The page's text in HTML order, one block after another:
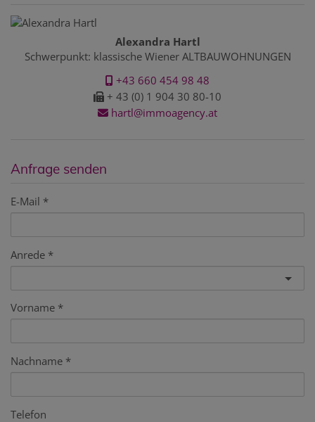
Alexandra Hartl
Schwerpunkt: klassische Wiener ALTBAUWOHNUNGEN
+43 660 454 98 48
+ 43 (0) 1 904 30 80-10
hartl@immoagency.at
Anfrage senden
E-Mail
Anrede
Vorname
Nachname
Telefon